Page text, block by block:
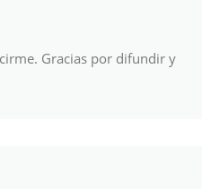
Gracias por difundir y